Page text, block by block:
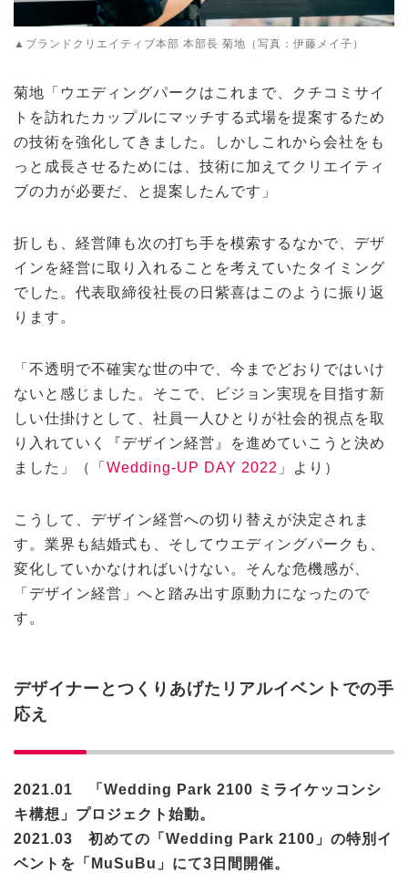
▲ブランドクリエイティブ本部 本部長 菊地（写真：伊藤メイ子）
菊地「ウエディングパークはこれまで、クチコミサイ
トを訪れたカップルにマッチする式場を提案するため
の技術を強化してきました。しかしこれから会社をも
っと成長させるためには、技術に加えてクリエイティ
ブの力が必要だ、と提案したんです」
折しも、経営陣も次の打ち手を模索するなかで、デザ
インを経営に取り入れることを考えていたタイミング
でした。代表取締役社長の日紫喜はこのように振り返
ります。
「不透明で不確実な世の中で、今までどおりではいけ
ないと感じました。そこで、ビジョン実現を目指す新
しい仕掛けとして、社員一人ひとりが社会的視点を取
り入れていく『デザイン経営』を進めていこうと決め
ました」（「 Wedding-UP DAY 2022 」より）
こうして、デザイン経営への切り替えが決定されま
す。業界も結婚式も、そしてウエディングパークも、
変化していかなければいけない。そんな危機感が、
「デザイン経営」へと踏み出す原動力になったので
す。
デザイナーとつくりあげたリアルイベントでの手
応え
2021.01 「Wedding Park 2100 ミライケッコンシ
キ構想」プロジェクト始動。
2021.03 初めての「Wedding Park 2100」の特別イ
ベントを「MuSuBu」にて3日間開催。